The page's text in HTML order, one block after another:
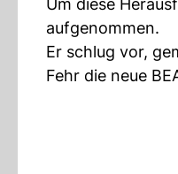
Um diese
aufgenommen.
Er schlug vor,
Fehr die neue